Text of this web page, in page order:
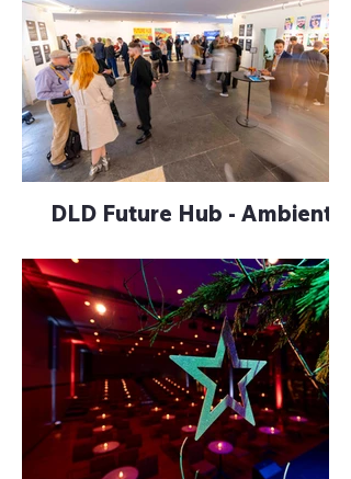
DLD Future Hub - Ambiente